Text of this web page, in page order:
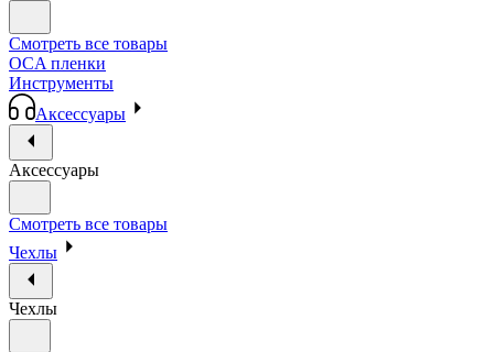
Смотреть все товары
OCA пленки
Инструменты
Аксессуары
Аксессуары
Смотреть все товары
Чехлы
Чехлы